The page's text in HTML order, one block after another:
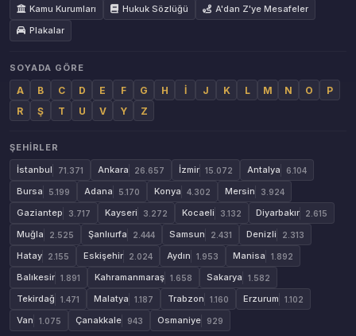
Kamu Kurumları
Hukuk Sözlüğü
A'dan Z'ye Mesafeler
Plakalar
SOYADA GÖRE
A B C D E F G H İ J K L M N O
P
R
Ş T U V Y Z
ŞEHIRLER
İstanbul
71.371 Ankara 26.657 İzmir 15.072 Antalya 6.104
Bursa 5.199 Adana 5.170 Konya 4.302 Mersin 3.924
Gaziantep 3.717 Kayseri 3.272 Kocaeli 3.132 Diyarbakır 2.615
Muğla 2.525 Şanlıurfa 2.444 Samsun 2.431 Denizli 2.313
Hatay 2.155 Eskişehir 2.024 Aydın 1.953 Manisa 1.892
Balıkesir 1.891 Kahramanmaraş 1.658 Sakarya 1.582
Tekirdağ 1.471 Malatya 1.187 Trabzon 1.160 Erzurum 1.102
Van 1.075 Çanakkale 943 Osmaniye 929